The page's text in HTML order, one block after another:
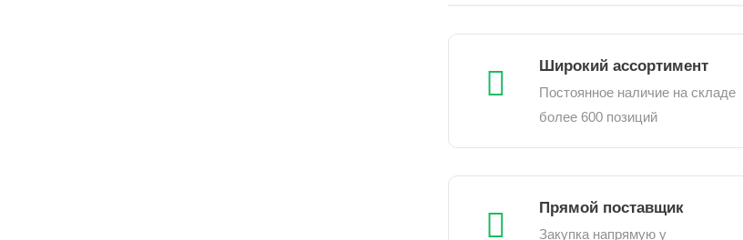
Широкий ассортимент
Постоянное наличие на складе
более 600 позиций
Прямой поставщик
Закупка напрямую у